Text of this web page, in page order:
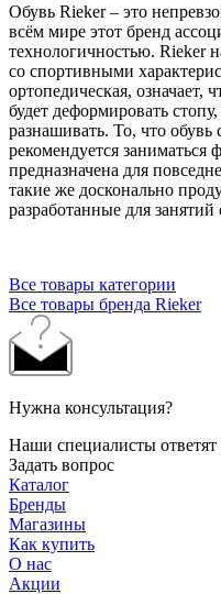
Обувь Rieker – это
всём мире этот бренд
технологичностью. Rieker
со спортивными
ортопедическая, означает,
будет деформировать
разнашивать. То, что обувь
рекомендуется
предназначена для
такие же досконально
разработанные для занятий
Все товары категории
Все товары бренда Rieker
Нужна консультация?
Наши специалисты
Задать вопрос
Каталог
Бренды
Магазины
Как купить
О нас
Акции